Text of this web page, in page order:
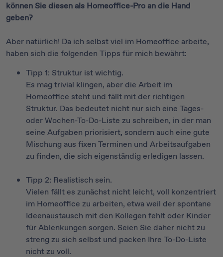
können Sie diesen als Homeoffice-Pro an die Hand
geben?
Aber natürlich! Da ich selbst viel im Homeoffice arbeite,
haben sich die folgenden Tipps für mich bewährt:
Tipp 1: Struktur ist wichtig.
Es mag trivial klingen, aber die Arbeit im
Homeoffice steht und fällt mit der richtigen
Struktur. Das bedeutet nicht nur sich eine Tages-
oder Wochen-To-Do-Liste zu schreiben, in der man
seine Aufgaben priorisiert, sondern auch eine gute
Mischung aus fixen Terminen und Arbeitsaufgaben
zu finden, die sich eigenständig erledigen lassen.
Tipp 2: Realistisch sein.
Vielen fällt es zunächst nicht leicht, voll konzentriert
im Homeoffice zu arbeiten, etwa weil der spontane
Ideenaustausch mit den Kollegen fehlt oder Kinder
für Ablenkungen sorgen. Seien Sie daher nicht zu
streng zu sich selbst und packen Ihre To-Do-Liste
nicht zu voll.